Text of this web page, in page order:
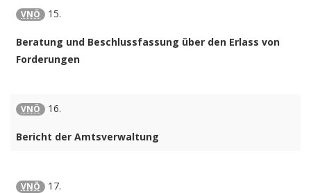
VNÖ 15.
Beratung und Beschlussfassung über den Erlass von
Forderungen
VNÖ 16.
Bericht der Amtsverwaltung
VNÖ 17.